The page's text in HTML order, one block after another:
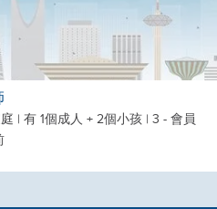
| 有 1個成人 + 2個小孩 | 3 - 會員